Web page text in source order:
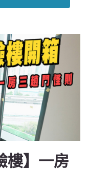
樓】一房